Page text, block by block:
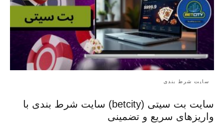
سایت شرط بندی
سایت بت سیتی (betcity) سایت شرط بندی با
واریزهای سریع و تضمینی